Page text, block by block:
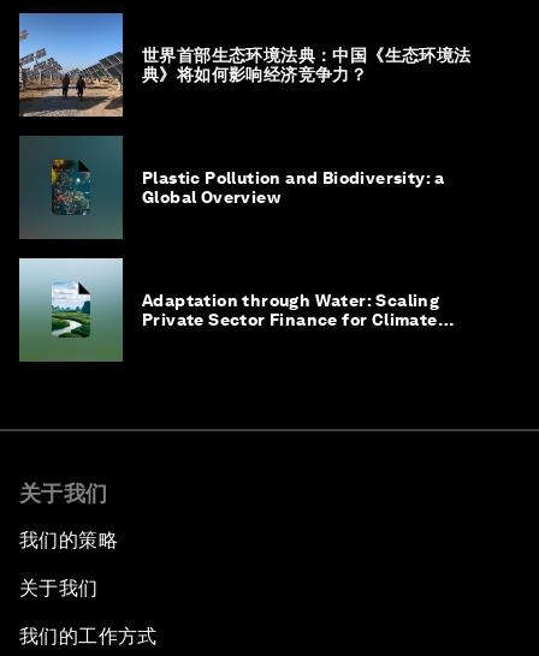
世界首部生态环境法典：中国《生态环境法
典》将如何影响经济竞争力？
Plastic Pollution and Biodiversity: a
Global Overview
Adaptation through Water: Scaling
Private Sector Finance for Climate
关于我们
我们的策略
关于我们
我们的工作方式